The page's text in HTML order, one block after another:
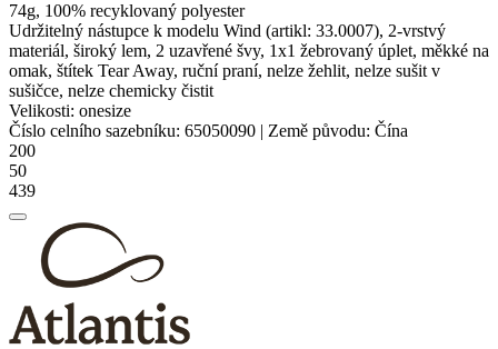
74g, 100% recyklovaný polyester
Udržitelný nástupce k modelu Wind (artikl: 33.0007), 2-vrstvý
materiál, široký lem, 2 uzavřené švy, 1x1 žebrovaný úplet, měkké na
omak, štítek Tear Away, ruční praní, nelze žehlit, nelze sušit v
sušičce, nelze chemicky čistit
Velikosti: onesize
Číslo celního sazebníku: 65050090 | Země původu: Čína
200
50
439